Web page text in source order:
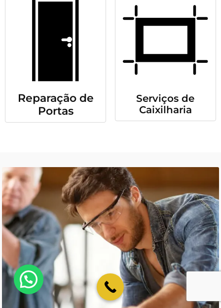
Reparação de
Portas
Serviços de
Caixilharia
💬 Como podemos ajudar?